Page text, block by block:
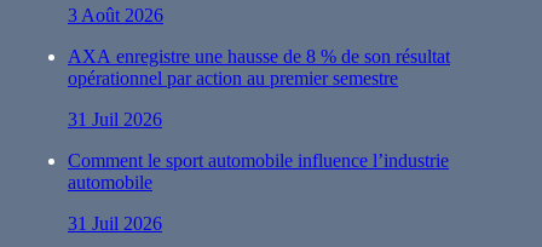
3 Août 2026
AXA enregistre une hausse de 8 % de son résultat
opérationnel par action au premier semestre
31 Juil 2026
Comment le sport automobile influence l’industrie
automobile
31 Juil 2026